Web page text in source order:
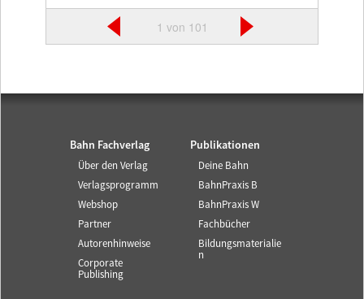
1 von 101
Bahn Fachverlag
Über den Verlag
Verlagsprogramm
Webshop
Partner
Autorenhinweise
Corporate
Publishing
Publikationen
Deine Bahn
BahnPraxis B
BahnPraxis W
Fachbücher
Bildungsmaterialie
n